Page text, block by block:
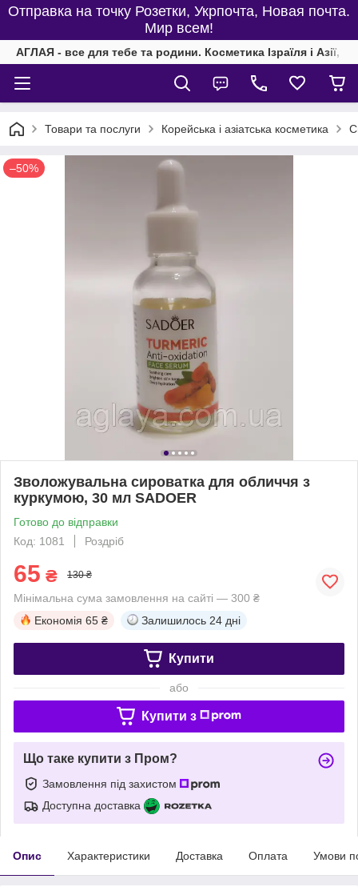
Отправка на точку Розетки, Укрпочта, Новая почта.
Мир всем!
АГЛАЯ - все для тебе та родини. Косметика Ізраїля і Азії,
Товари та послуги Корейська і азіатська косметика
–50%
Зволожувальна сироватка для обличчя з
куркумою, 30 мл SADOER
Готово до відправки
Код: 1081
Роздріб
65 ₴ 130 ₴
Мінімальна сума замовлення на сайті — 300 ₴
Економія 65 ₴ Залишилось 24 дні
Купити
або
Купити з
Що таке купити з Пром?
Замовлення під захистом
Доступна доставка
Опис Характеристики Доставка Оплата Умови